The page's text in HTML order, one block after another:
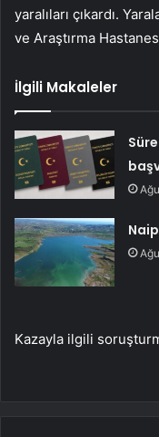
yaralıları çıkardı.
ve Araştırma
İlgili Makaleler
Kazayla ilgili